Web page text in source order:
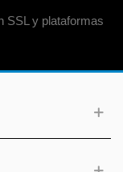
SSL y plataformas